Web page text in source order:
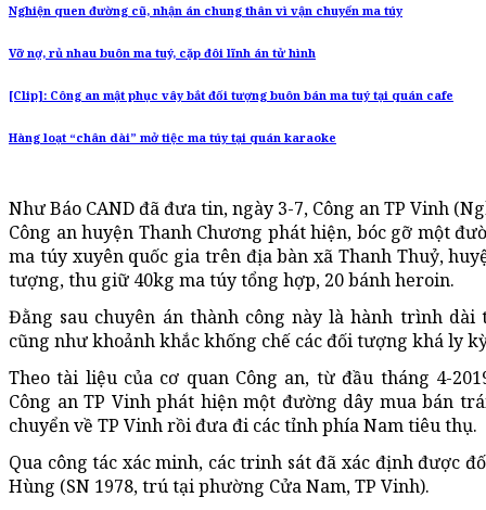
Nghiện quen đường cũ, nhận án chung thân vì vận chuyển ma túy
Vỡ nợ, rủ nhau buôn ma tuý, cặp đôi lĩnh án tử hình
[Clip]: Công an mật phục vây bắt đối tượng buôn bán ma tuý tại quán cafe
Hàng loạt “chân dài” mở tiệc ma túy tại quán karaoke
Như Báo CAND đã đưa tin, ngày 3-7, Công an TP Vinh
Công an huyện Thanh Chương phát hiện, bóc gỡ một
ma túy xuyên quốc gia trên địa bàn xã Thanh Thuỷ,
tượng, thu giữ 40kg ma túy tổng hợp, 20 bánh heroin.
Đằng sau chuyên án thành công này là hành trình
cũng như khoảnh khắc khống chế các đối tượng khá ly
Theo tài liệu của cơ quan Công an, từ đầu tháng 4-
Công an TP Vinh phát hiện một đường dây mua bán
chuyển về TP Vinh rồi đưa đi các tỉnh phía Nam tiêu thụ.
Qua công tác xác minh, các trinh sát đã xác định được
Hùng (SN 1978, trú tại phường Cửa Nam, TP Vinh).